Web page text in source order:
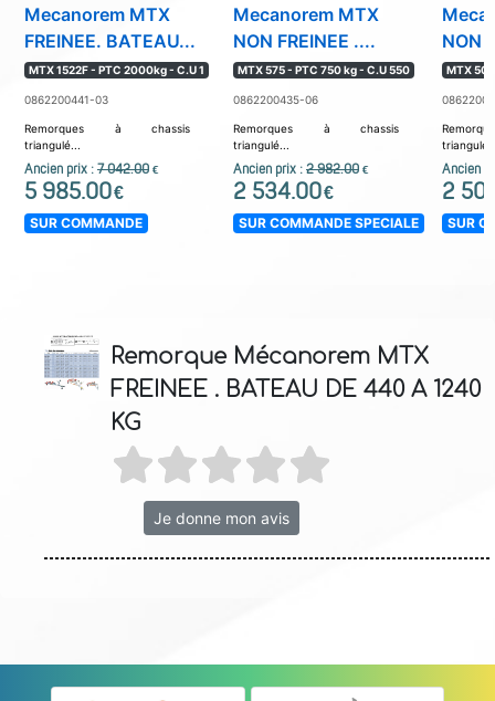
Mecanorem MTX
FREINEE. BATEAU...
MTX 1522F - PTC 2000kg - C.U 1
0862200441-03
Remorques à chassis
triangulé...
Ancien prix : 7 042.00 €
5 985.00€
SUR COMMANDE
Mecanorem MTX
NON FREINEE ....
MTX 575 - PTC 750 kg - C.U 550
0862200435-06
Remorques à chassis
triangulé...
Ancien prix : 2 982.00 €
2 534.00€
SUR COMMANDE SPECIALE
NON
MTX
Ancien
2
SUR
Remorque Mécanorem MTX
FREINEE . BATEAU DE 440 A 1240
KG
Je donne mon avis